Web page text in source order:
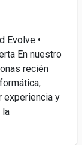
Evolve •
En nuestro
recién
experiencia y
la